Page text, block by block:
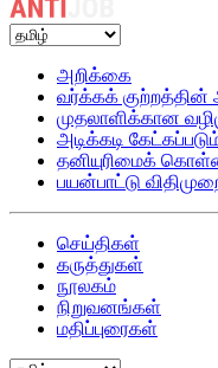
அறிக்கை
வர்க்கக்
முதலாளிக்கான
அடிக்கடி
தனியுரிமைக்
பயன்பாட்டு
செய்திகள்
கருத்துகள்
நூலகம்
நிறுவனங்கள்
மதிப்புரைகள்